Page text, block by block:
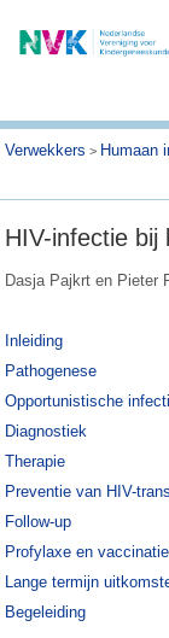
Verwekkers > Humaan
HIV-infectie bij
Dasja Pajkrt en Pieter
Inleiding
Pathogenese
Opportunistische
Diagnostiek
Therapie
Preventie van HIV-
Follow-up
Profylaxe en
Lange termijn
Begeleiding